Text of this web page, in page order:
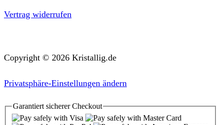
Vertrag widerrufen
Copyright © 2026 Kristallig.de
Privatsphäre-Einstellungen ändern
Garantiert sichererCheckout